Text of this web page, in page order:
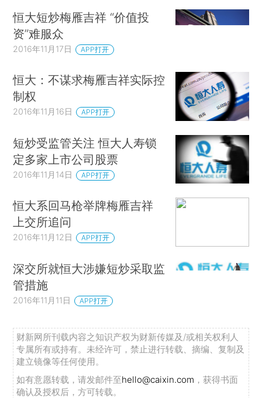
恒大短炒梅雁吉祥 “价值投
资”难服众
2016年11月17日 APP打开
恒大：不谋求梅雁吉祥实际控
制权
2016年11月16日 APP打开
短炒受监管关注 恒大人寿锁
定多家上市公司股票
2016年11月14日 APP打开
恒大系回马枪举牌梅雁吉祥
上交所追问
2016年11月12日 APP打开
深交所就恒大涉嫌短炒采取监
管措施
2016年11月11日 APP打开
财新网所刊载内容之知识产权为财新传媒及/或相关权利人
专属所有或持有。未经许可，禁止进行转载、摘编、复制及
建立镜像等任何使用。
如有意愿转载，请发邮件至hello@caixin.com ，获得书面
确认及授权后，方可转载。